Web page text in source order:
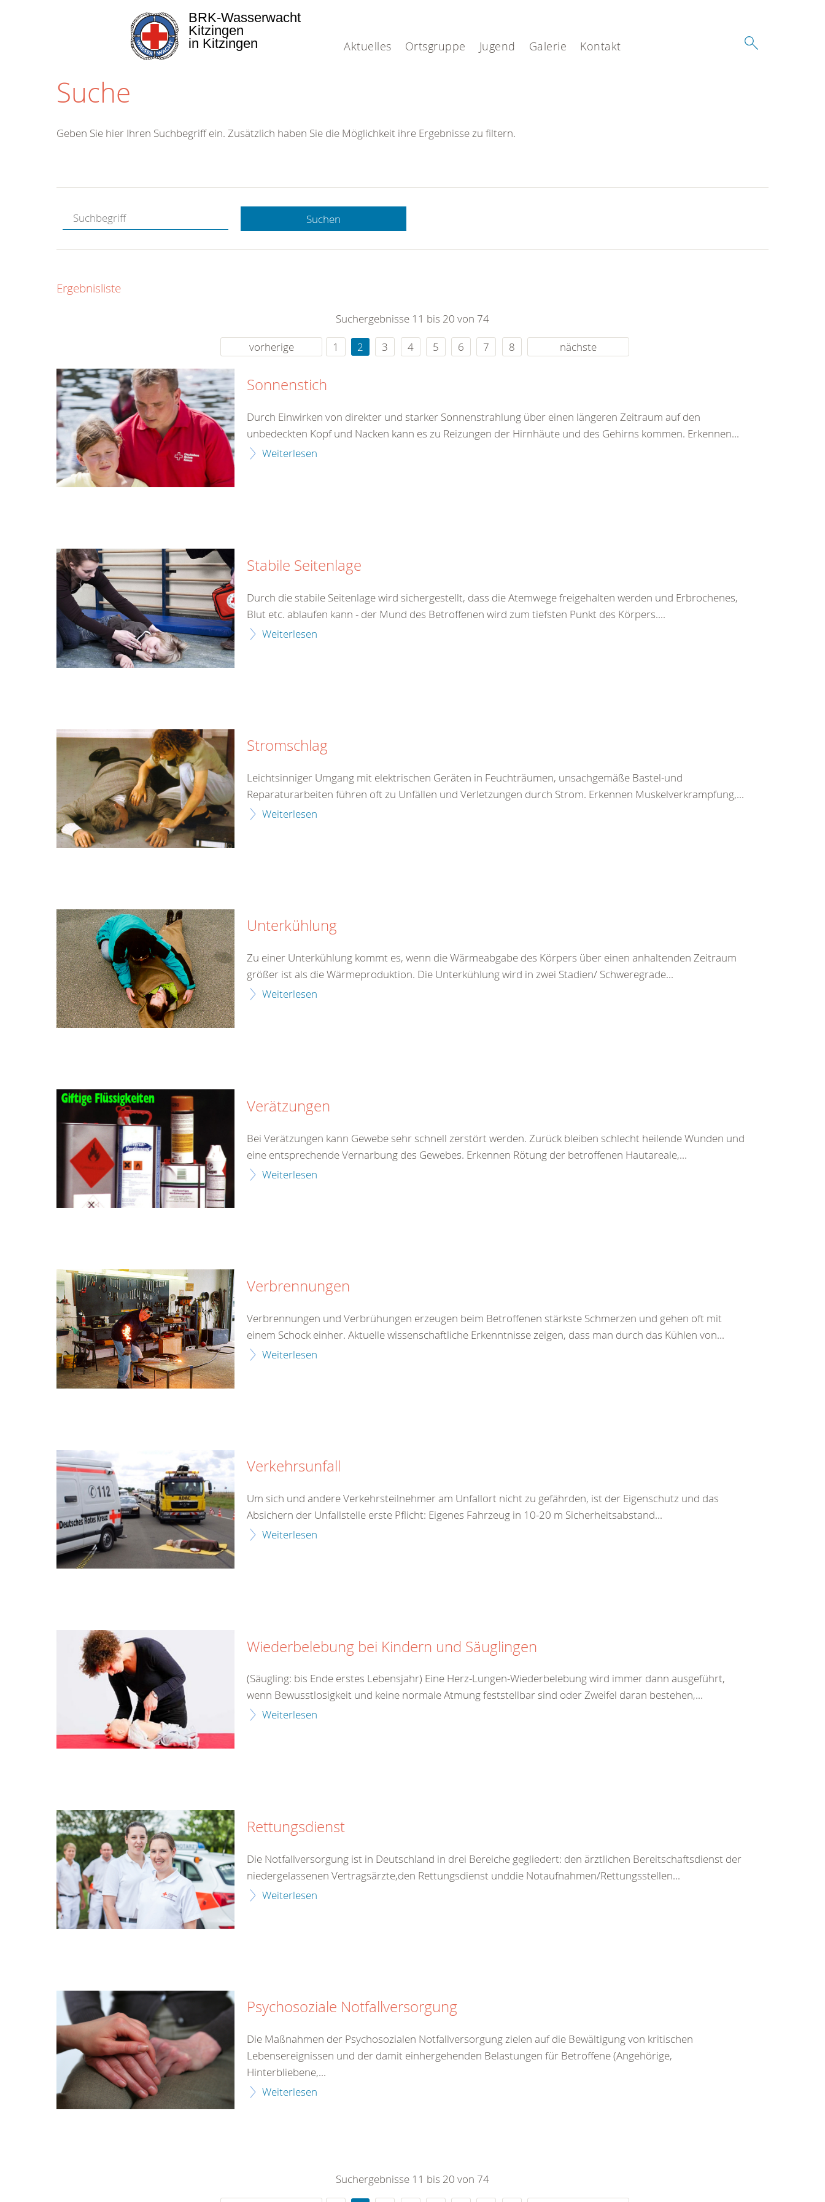
Aktuelles Ortsgruppe Jugend Galerie Kontakt
BRK-Wasserwacht
Kitzingen
in Kitzingen
Suche
Hotline.
gerne.
rund um die Uhr
Geben Sie hier Ihren Suchbegriff ein. Zusätzlich haben Sie die Möglichkeit ihre Ergebnisse zu filtern.
Suchen
Ergebnisliste
Suchergebnisse 11 bis 20 von 74
vorherige
1 2 3 4 5 6 7 8 nächste
Sonnenstich
Durch Einwirken von direkter und starker Sonnenstrahlung über einen längeren Zeitraum auf den
unbedeckten Kopf und Nacken kann es zu Reizungen der Hirnhäute und des Gehirns kommen. Erkennen...
Weiterlesen
Stabile Seitenlage
Durch die stabile Seitenlage wird sichergestellt, dass die Atemwege freigehalten werden und Erbrochenes,
Blut etc. ablaufen kann - der Mund des Betroffenen wird zum tiefsten Punkt des Körpers....
Weiterlesen
Stromschlag
Leichtsinniger Umgang mit elektrischen Geräten in Feuchträumen, unsachgemäße Bastel-und
Reparaturarbeiten führen oft zu Unfällen und Verletzungen durch Strom. Erkennen Muskelverkrampfung,...
Weiterlesen
Unterkühlung
Zu einer Unterkühlung kommt es, wenn die Wärmeabgabe des Körpers über einen anhaltenden Zeitraum
größer ist als die Wärmeproduktion. Die Unterkühlung wird in zwei Stadien/ Schweregrade...
Weiterlesen
Verätzungen
Bei Verätzungen kann Gewebe sehr schnell zerstört werden. Zurück bleiben schlecht heilende Wunden und
eine entsprechende Vernarbung des Gewebes. Erkennen Rötung der betroffenen Hautareale,...
Weiterlesen
Verbrennungen
Verbrennungen und Verbrühungen erzeugen beim Betroffenen stärkste Schmerzen und gehen oft mit
einem Schock einher. Aktuelle wissenschaftliche Erkenntnisse zeigen, dass man durch das Kühlen von...
Weiterlesen
Verkehrsunfall
Um sich und andere Verkehrsteilnehmer am Unfallort nicht zu gefährden, ist der Eigenschutz und das
Absichern der Unfallstelle erste Pflicht: Eigenes Fahrzeug in 10-20 m Sicherheitsabstand...
Weiterlesen
Wiederbelebung bei Kindern und Säuglingen
(Säugling: bis Ende erstes Lebensjahr) Eine Herz-Lungen-Wiederbelebung wird immer dann ausgeführt,
wenn Bewusstlosigkeit und keine normale Atmung feststellbar sind oder Zweifel daran bestehen,...
Weiterlesen
Rettungsdienst
Die Notfallversorgung ist in Deutschland in drei Bereiche gegliedert: den ärztlichen Bereitschaftsdienst der
niedergelassenen Vertragsärzte,den Rettungsdienst unddie Notaufnahmen/Rettungsstellen...
Weiterlesen
Psychosoziale Notfallversorgung
Die Maßnahmen der Psychosozialen Notfallversorgung zielen auf die Bewältigung von kritischen
Lebensereignissen und der damit einhergehenden Belastungen für Betroffene (Angehörige,
Hinterbliebene,...
Weiterlesen
Suchergebnisse 11 bis 20 von 74